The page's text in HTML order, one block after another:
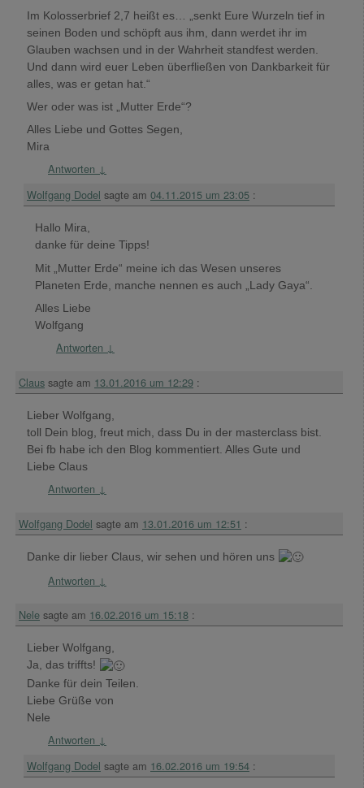
Im Kolosserbrief 2,7 heißt es… „senkt Eure Wurzeln tief in
seinen Boden und schöpft aus ihm, dann werdet ihr im
Glauben wachsen und in der Wahrheit standfest werden.
Und dann wird euer Leben überfließen von Dankbarkeit für
alles, was er getan hat.“
Wer oder was ist „Mutter Erde“?
Alles Liebe und Gottes Segen,
Mira
Antworten ↓
Wolfgang Dodel sagte am 04.11.2015 um 23:05 :
Hallo Mira,
danke für deine Tipps!
Mit „Mutter Erde“ meine ich das Wesen unseres
Planeten Erde, manche nennen es auch „Lady Gaya“.
Alles Liebe
Wolfgang
Antworten ↓
Claus sagte am 13.01.2016 um 12:29 :
Lieber Wolfgang,
toll Dein blog, freut mich, dass Du in der masterclass bist.
Bei fb habe ich den Blog kommentiert. Alles Gute und
Liebe Claus
Antworten ↓
Wolfgang Dodel sagte am 13.01.2016 um 12:51 :
Danke dir lieber Claus, wir sehen und hören uns
Antworten ↓
Nele sagte am 16.02.2016 um 15:18 :
Lieber Wolfgang,
Ja, das triffts!
Danke für dein Teilen.
Liebe Grüße von
Nele
Antworten ↓
Wolfgang Dodel sagte am 16.02.2016 um 19:54 :